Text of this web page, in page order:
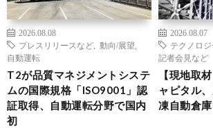
2026.08.08
プレスリリースなど
動向/展望
自動運転
T2が品質マネジメントシステ
ムの国際規格「ISO9001」認
証取得、自動運転分野で国内
初
2026.08.07
テクノロジ
記者会見など
【現地取
ャピタル
凍自動倉